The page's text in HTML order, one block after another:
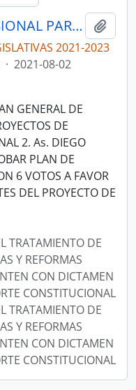
ACTAS COMISIÓN OCASIONAL PARA EL TRATAMIENTO DE LOS PROYECTOS DE ENMIENDAS Y REFORMAS CONSTITUCIONALES QUE CUENTEN CON DICTAMEN DE PROCEDIMIENTO DE LA CORTE CONSTITUCIONAL
2021-2023
· 2021-08-02
GENERAL DE
DE
2. As. DIEGO
PLAN DE
6 VOTOS A FAVOR
DEL PROYECTO DE
TRATAMIENTO DE
Y REFORMAS
CON DICTAMEN
CONSTITUCIONAL
TRATAMIENTO DE
Y REFORMAS
CON DICTAMEN
CONSTITUCIONAL